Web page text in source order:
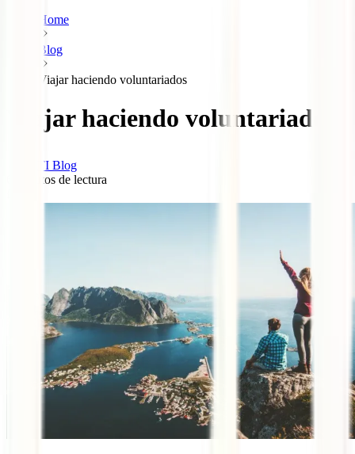
Home
Blog
Viajar haciendo voluntariados
Viajar haciendo voluntariados
IATI Blog
minutos de lectura